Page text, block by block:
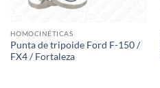
HOMOCINÉTICAS
Punta de tripoide Ford F-150 /
FX4 / Fortaleza